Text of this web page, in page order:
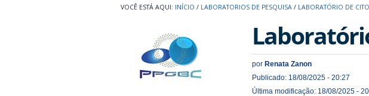
INÍCIO / LABORATORIOS DE PESQUISA / LABORATÓRIO DE
por Renata Zanon
Publicado: 18/08/2025 - 20:27
Última modificação: 18/08/2025 -